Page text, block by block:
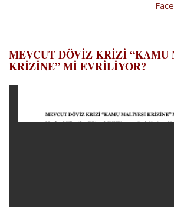
MEVCUT DÖVİZ KRİZİ “KAMU
KRİZİNE” Mİ EVRİLİYOR?